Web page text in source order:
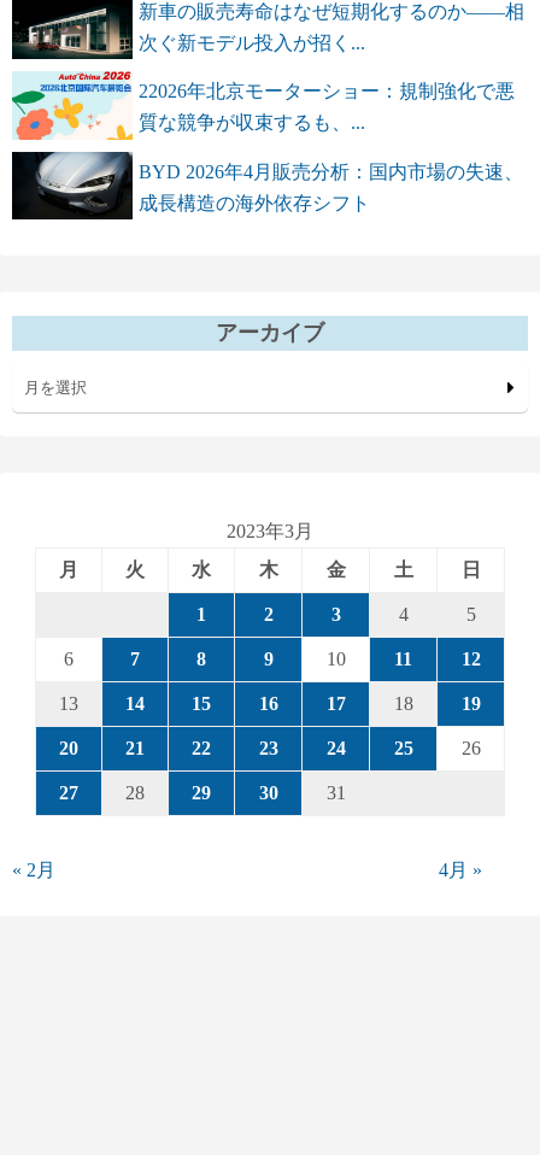
新車の販売寿命はなぜ短期化するのか――相
次ぐ新モデル投入が招く...
22026年北京モーターショー：規制強化で悪
質な競争が収束するも、...
BYD 2026年4月販売分析：国内市場の失速、
成長構造の海外依存シフト
アーカイブ
月を選択
2023年3月
月
火 水 木 金 土 日
1 2 3 4 5
6 7 8 9 10 11 12
13 14 15 16 17 18 19
20 21 22 23 24 25 26
27 28 29 30 31
« 2月 4月 »